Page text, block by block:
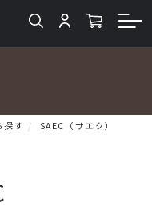
探す SAEC（サエク）